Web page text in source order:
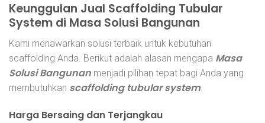
Keunggulan Jual Scaffolding Tubular
System di Masa Solusi Bangunan
Kami menawarkan solusi terbaik untuk kebutuhan
scaffolding Anda. Berikut adalah alasan mengapa Masa
Solusi Bangunan menjadi pilihan tepat bagi Anda yang
membutuhkan scaffolding tubular system.
Harga Bersaing dan Terjangkau